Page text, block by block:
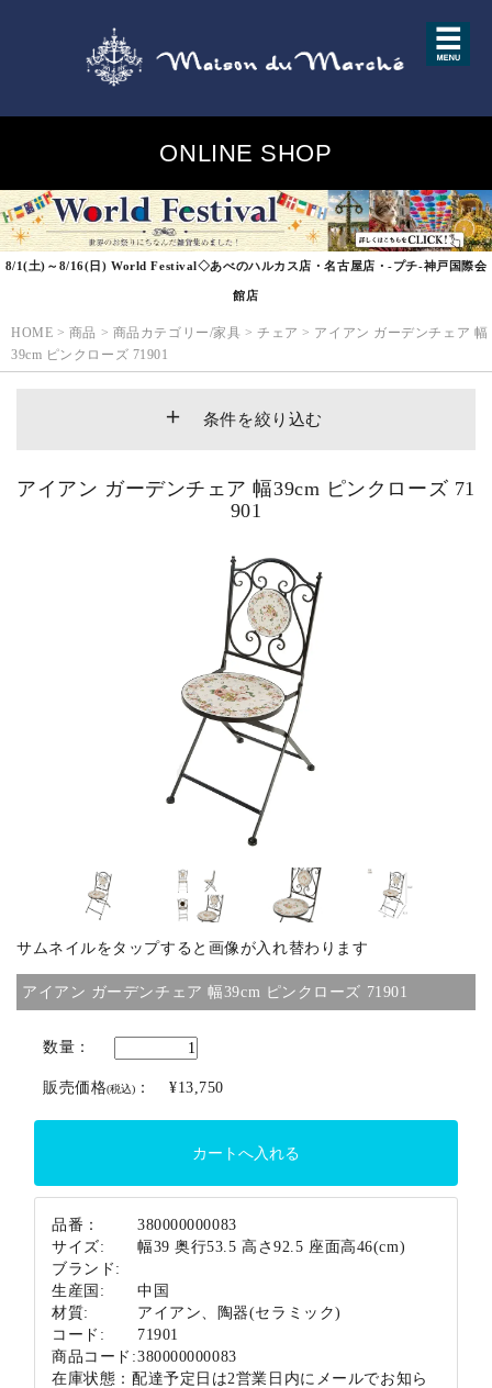
ONLINE SHOP
8/1(土)～8/16(日) World Festival◇あべのハルカス店・名古屋店・-プチ-神戸国際会
館店
HOME > 商品 > 商品カテゴリー/家具 >チェア > アイアン ガーデンチェア 幅
39cm ピンクローズ 71901
条件を絞り込む
ピックアップ商品
商品カテゴリー/家具
商品カテゴリー/雑貨
カラー
素材
ブランド
アイアン ガーデンチェア 幅39cm ピンクローズ 71
901
サムネイルをタップすると画像が入れ替わります
アイアン ガーデンチェア 幅39cm ピンクローズ 71901
数量：
販売価格(税込) ： ¥13,750
品番：
380000000083
サイズ:
幅39 奥行53.5 高さ92.5 座面高46(cm)
ブランド:
生産国:
中国
材質:
アイアン、陶器(セラミック)
コード:
71901
商品コード:380000000083
在庫状態： 配達予定日は2営業日内にメールでお知ら